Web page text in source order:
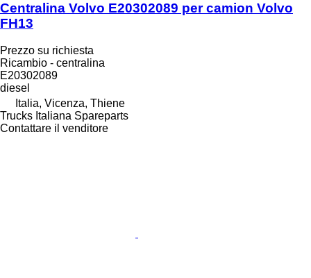
Centralina Volvo E20302089 per camion Volvo
FH13
Prezzo su richiesta
Ricambio - centralina
E20302089
diesel
Italia, Vicenza, Thiene
Trucks Italiana Spareparts
Contattare il venditore